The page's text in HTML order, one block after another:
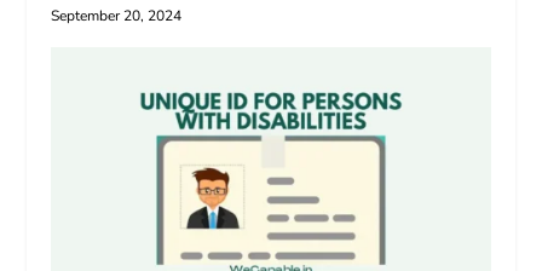
September 20, 2024